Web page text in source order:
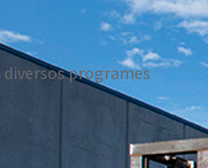
programes